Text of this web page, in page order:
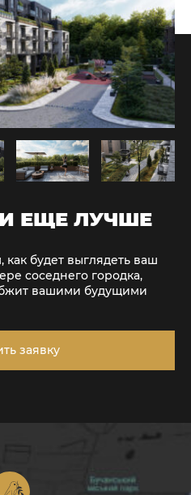
ЕЩЕ ЛУЧШЕ
будет выглядеть ваш
соседнего городка,
вашими будущими
заявку